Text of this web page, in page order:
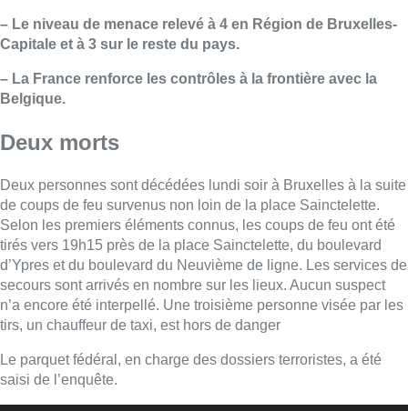
– Le niveau de menace relevé à 4 en Région de Bruxelles-
Capitale et à 3 sur le reste du pays.
– La France renforce les contrôles à la frontière avec la
Belgique.
Deux morts
Deux personnes sont décédées lundi soir à Bruxelles à la suite
de coups de feu survenus non loin de la place Sainctelette.
Selon les premiers éléments connus, les coups de feu ont été
tirés vers 19h15 près de la place Sainctelette, du boulevard
d’Ypres et du boulevard du Neuvième de ligne. Les services de
secours sont arrivés en nombre sur les lieux. Aucun suspect
n’a encore été interpellé. Une troisième personne visée par les
tirs, un chauffeur de taxi, est hors de danger
Le parquet fédéral, en charge des dossiers terroristes, a été
saisi de l’enquête.